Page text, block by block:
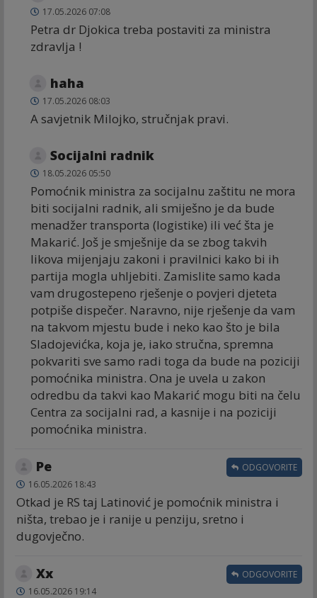
17.05.2026 07:08
Petra dr Djokica treba postaviti za ministra
zdravlja !
haha
17.05.2026 08:03
A savjetnik Milojko, stručnjak pravi.
Socijalni radnik
18.05.2026 05:50
Pomoćnik ministra za socijalnu zaštitu ne mora
biti socijalni radnik, ali smiješno je da bude
menadžer transporta (logistike) ili već šta je
Makarić. Još je smješnije da se zbog takvih
likova mijenjaju zakoni i pravilnici kako bi ih
partija mogla uhljebiti. Zamislite samo kada
vam drugostepeno rješenje o povjeri djeteta
potpiše dispečer. Naravno, nije rješenje da vam
na takvom mjestu bude i neko kao što je bila
Sladojevićka, koja je, iako stručna, spremna
pokvariti sve samo radi toga da bude na poziciji
pomoćnika ministra. Ona je uvela u zakon
odredbu da takvi kao Makarić mogu biti na čelu
Centra za socijalni rad, a kasnije i na poziciji
pomoćnika ministra.
Ре
16.05.2026 18:43
Otkad je RS taj Latinović je pomoćnik ministra i
ništa, trebao je i ranije u penziju, sretno i
dugovječno.
ODGOVORITE
Xx
16.05.2026 19:14
ODGOVORITE